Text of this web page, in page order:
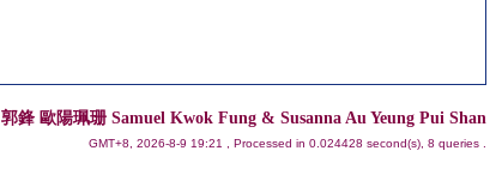
郭鋒 歐陽珮珊 Samuel Kwok Fung & Susanna Au Yeung Pui Shan
GMT+8, 2026-8-9 19:21 , Processed in 0.024428 second(s), 8 queries .